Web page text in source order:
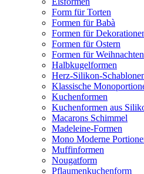
Form für Torten
Formen für Babà
Formen für
Formen für Ostern
Formen für Weihnachten
Halbkugelformen
Herz-Silikon-
Klassische
Kuchenformen
Kuchenformen aus
Macarons Schimmel
Madeleine-Formen
Mono Moderne
Muffinformen
Nougatform
Pflaumenkuchenform